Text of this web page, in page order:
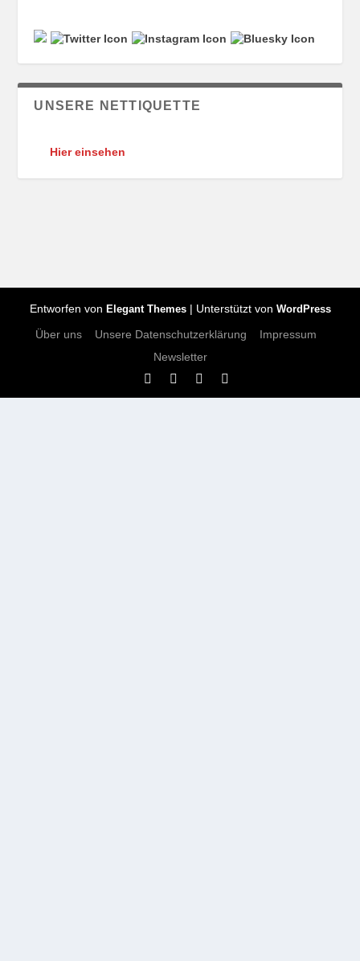
UNSERE NETTIQUETTE
Hier einsehen
Entworfen von Elegant Themes| Unterstützt von WordPress
Über uns Unsere Datenschutzerklärung
Impressum
Newsletter